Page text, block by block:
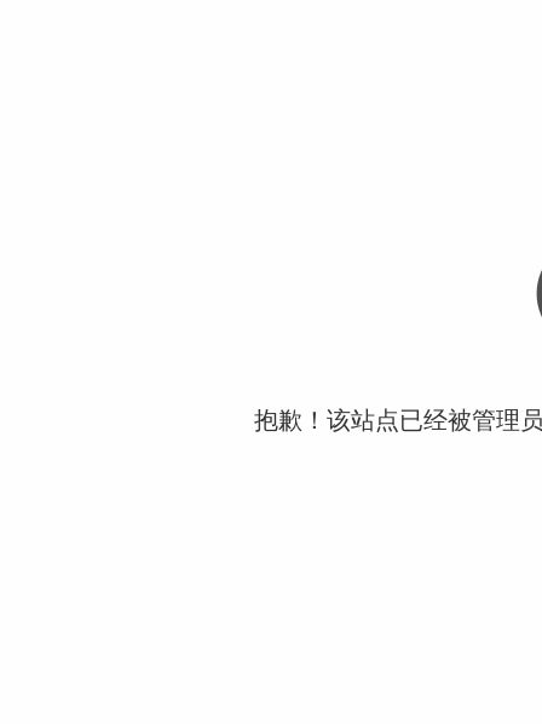
抱歉！该站点已经被管理